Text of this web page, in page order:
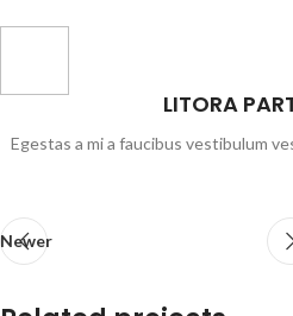
LITORA
Egestas a mi a faucibus vestibulum
Newer